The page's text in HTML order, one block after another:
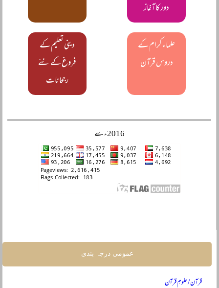
دور کا آغاز
علماء کرام کے
دروس قرآن
دینی تعلیم کے
فروغ کے نئے
رجحانات
2016ء سے
عمومی درجہ بندی
قرآن / علومِ قرآن